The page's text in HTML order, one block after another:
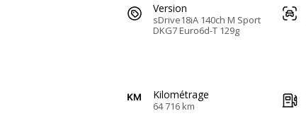
Version
sDrive18iA 140ch M Sport
DKG7 Euro6d-T 129g
Kilométrage
64 716 km